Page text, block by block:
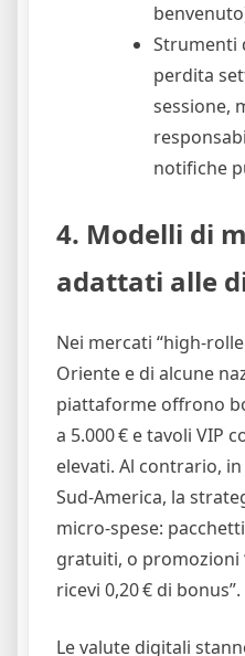
Strumenti
perdita
sessione,
notifiche
4. Modelli di
adattati alle
Nei mercati
Oriente e di alcune
piattaforme offrono
a 5.000 € e tavoli VIP
elevati. Al contrario,
Sud‑America, la
micro‑spese:
gratuiti, o promozioni
ricevi 0,20 € di bonus”.
Le valute digitali